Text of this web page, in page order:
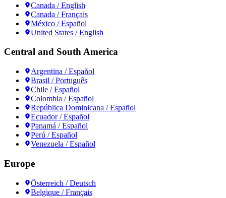
Canada / English
Canada / Français
México / Español
United States / English
Central and South America
Argentina / Español
Brasil / Português
Chile / Español
Colombia / Español
República Dominicana / Español
Ecuador / Español
Panamá / Español
Perú / Español
Venezuela / Español
Europe
Österreich / Deutsch
Belgique / Français